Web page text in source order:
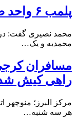
پلمب ۶ واحد صنفی در شهرستان البرز
محمدیه و یک…
مسافران کرجی
راهی کیش
مرکز البرز؛
هر سه شنبه…